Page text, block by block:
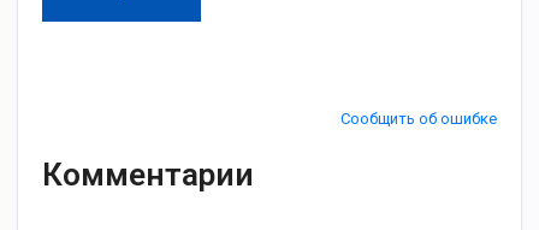
Сообщить об ошибке
Комментарии